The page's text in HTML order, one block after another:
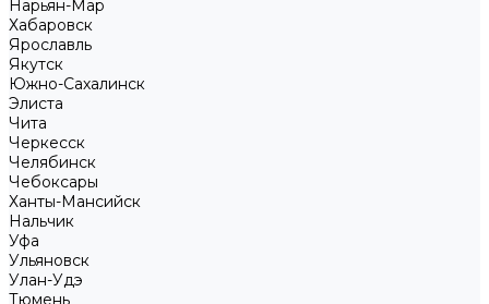
Нарьян-Мар
Хабаровск
Ярославль
Якутск
Южно-Сахалинск
Элиста
Чита
Черкесск
Челябинск
Чебоксары
Ханты-Мансийск
Нальчик
Уфа
Ульяновск
Улан-Удэ
Тюмень